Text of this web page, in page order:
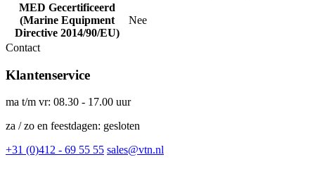
MED Gecertificeerd
(Marine Equipment
Directive 2014/90/EU)
Nee
Contact
Klantenservice
ma t/m vr: 08.30 - 17.00 uur
za / zo en feestdagen: gesloten
+31 (0)412 - 69 55 55 sales@vtn.nl